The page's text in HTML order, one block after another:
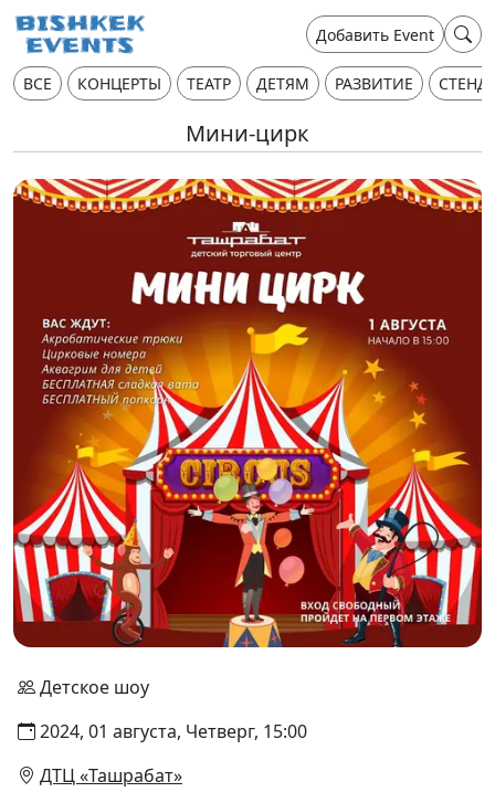
Добавить Event
ВСЕ КОНЦЕРТЫ ТЕАТР ДЕТЯМ РАЗВИТИЕ
Мини-цирк
Детское шоу
2024, 01 августа, Четверг, 15:00
ДТЦ «Ташрабат»